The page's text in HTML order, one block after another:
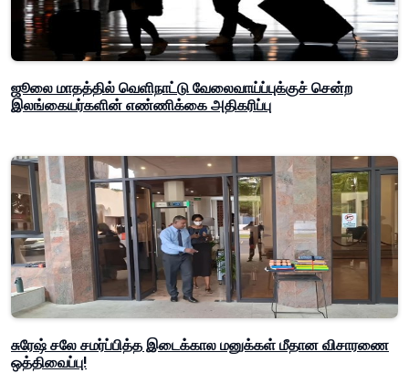
ஜூலை மாதத்தில் வெளிநாட்டு வேலைவாய்ப்புக்குச் சென்ற
இலங்கையர்களின் எண்ணிக்கை அதிகரிப்பு
சுரேஷ் சலே சமர்ப்பித்த இடைக்கால மனுக்கள் மீதான விசாரணை
ஒத்திவைப்பு!